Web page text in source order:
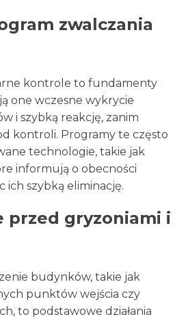
zwalczania
kontrole to fundamenty
one wczesne wykrycie
i szybką reakcję, zanim
kontroli. Programy te często
technologie, takie jak
informują o obecności
ich szybką eliminację.
przed gryzoniami i
budynków, takie jak
punktów wejścia czy
to podstawowe działania